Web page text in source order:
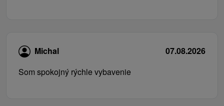
Michal
07.08.2026
Som spokojný rýchle vybavenie